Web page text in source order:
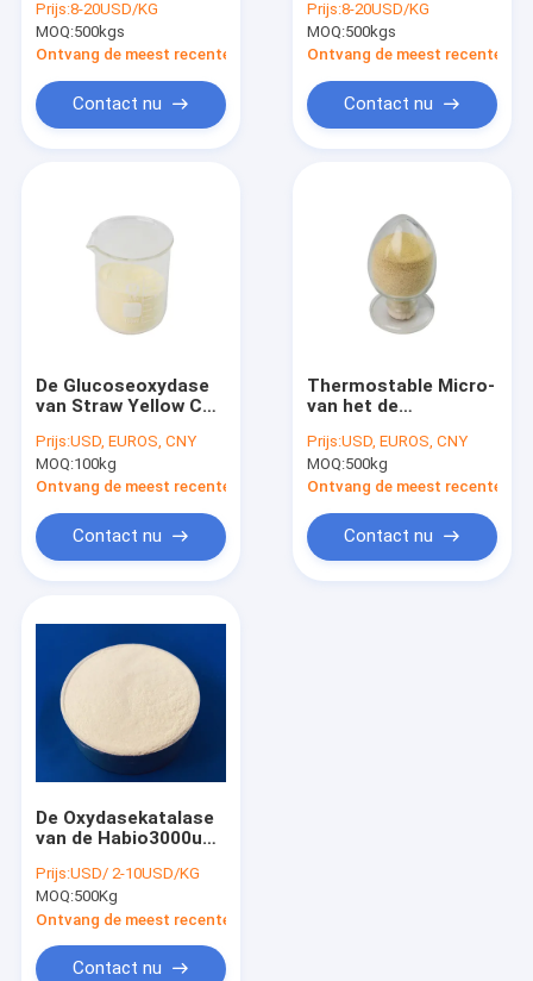
Xylanaseenzym
Beta Mannanase Enzyme
Keratinaseenzym
Pectinase Enzym
Beta Glucanase Enzyme
Dierenvoerenzymen
Thermostable Geel
Poeder
Prijs:8-20USD/KG
MOQ:500kgs
Ontvang de meest recente Prijs
Contact nu
de Glucoseoxydase
Verbeteren
Prijs:8-20USD/KG
MOQ:500kgs
Ontvang de meest recente
Contact nu
De Glucoseoxydase
van Straw Yellow Cas
Voedselindustrie
10000U/G
Prijs:USD, EUROS, CNY
MOQ:100kg
Ontvang de meest recente Prijs
Contact nu
Thermostable Micro-
van het de
de GODSglucose
Korrel 2000U
Prijs:USD, EUROS, CNY
MOQ:500kg
Ontvang de meest recente
Contact nu
De Oxydasekatalase
van de Habio3000u
Probiotic Bacteriën
Prijs:USD/ 2-10USD/KG
MOQ:500Kg
Ontvang de meest recente Prijs
Contact nu